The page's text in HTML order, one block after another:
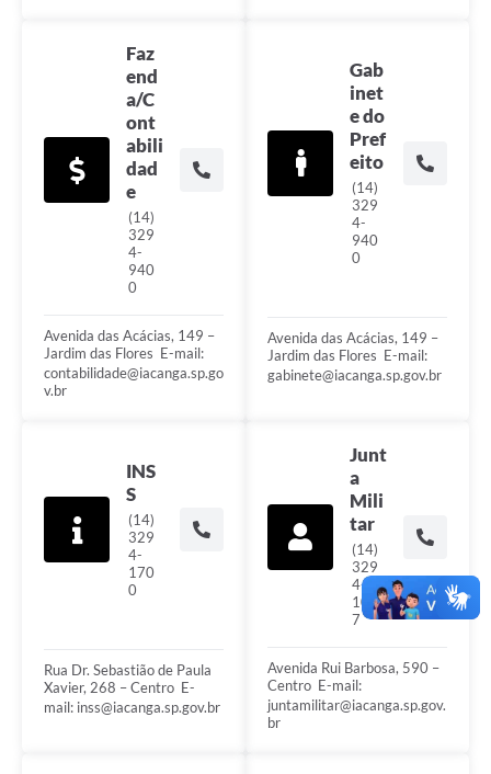
Faz
end
a/C
ont
abili
dad
e
(14)
329
4-
940
0
Avenida das Acácias, 149 –
Jardim das Flores ㅤㅤㅤㅤㅤㅤㅤㅤㅤㅤㅤㅤㅤㅤㅤㅤㅤㅤㅤㅤㅤㅤㅤㅤㅤㅤㅤㅤㅤㅤㅤㅤㅤㅤㅤㅤㅤㅤㅤㅤㅤㅤㅤㅤㅤㅤㅤㅤㅤㅤㅤㅤㅤㅤㅤㅤㅤㅤㅤㅤㅤ E-mail:
contabilidade@iacanga.sp.go
v.br
Gab
inet
e do
Pref
eito
(14)
329
4-
940
0
Avenida das Acácias, 149 –
Jardim das Flores ㅤㅤㅤㅤㅤㅤㅤㅤㅤㅤㅤㅤㅤㅤㅤㅤㅤㅤㅤㅤㅤㅤㅤㅤㅤㅤㅤㅤㅤㅤㅤㅤㅤㅤㅤㅤㅤㅤㅤㅤㅤㅤㅤㅤㅤㅤㅤㅤㅤㅤㅤㅤㅤㅤㅤㅤㅤㅤㅤㅤㅤ E-mail:
gabinete@iacanga.sp.gov.br
INS
S
(14)
329
4-
170
0
Rua Dr. Sebastião de Paula
Xavier, 268 – Centro ㅤㅤㅤㅤㅤㅤㅤㅤㅤㅤㅤㅤㅤㅤㅤㅤㅤㅤㅤㅤㅤㅤㅤㅤㅤㅤㅤㅤㅤㅤㅤㅤㅤㅤㅤㅤㅤㅤㅤㅤㅤㅤㅤㅤㅤㅤㅤㅤㅤㅤㅤㅤㅤㅤㅤㅤㅤㅤㅤㅤ E-
mail: inss@iacanga.sp.gov.br
Junt
a
Mili
tar
(14)
329
4-
105
7
Avenida Rui Barbosa, 590 –
Centro ㅤㅤㅤㅤㅤㅤㅤㅤㅤㅤㅤㅤㅤㅤㅤㅤㅤㅤㅤㅤㅤㅤㅤㅤㅤㅤㅤㅤㅤㅤㅤㅤㅤㅤㅤㅤㅤㅤㅤㅤㅤㅤㅤㅤㅤㅤㅤㅤㅤㅤㅤㅤㅤㅤㅤㅤㅤㅤㅤㅤㅤㅤㅤㅤㅤ E-mail:
juntamilitar@iacanga.sp.gov.
br